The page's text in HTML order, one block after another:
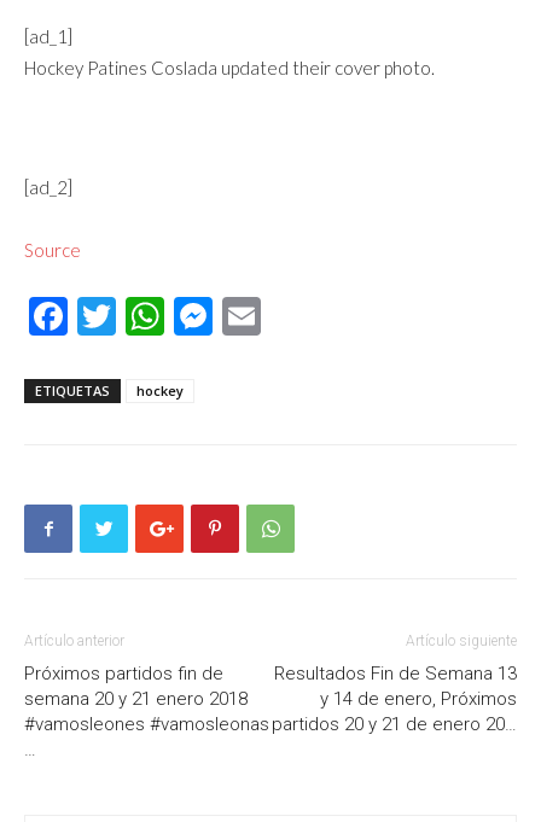
[ad_1]
Hockey Patines Coslada updated their cover photo.
[ad_2]
Source
Facebook
Twitter
WhatsApp
Messenger
ETIQUETAS hockey
Artículo anterior
Próximos partidos fin de
semana 20 y 21 enero 2018
#vamosleones #vamosleonas
…
Artículo siguiente
Resultados Fin de Semana 13
y 14 de enero, Próximos
partidos 20 y 21 de enero 20…